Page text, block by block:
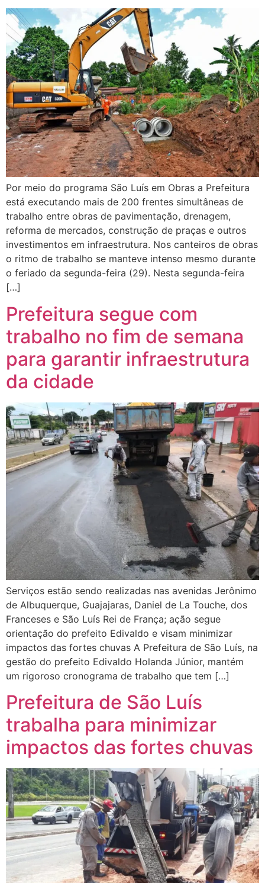
Por meio do programa São Luís em Obras a Prefeitura
está executando mais de 200 frentes simultâneas de
trabalho entre obras de pavimentação, drenagem,
reforma de mercados, construção de praças e outros
investimentos em infraestrutura. Nos canteiros de obras
o ritmo de trabalho se manteve intenso mesmo durante
o feriado da segunda-feira (29). Nesta segunda-feira
[…]
Prefeitura segue com
trabalho no fim de semana
para garantir infraestrutura
da cidade
Serviços estão sendo realizadas nas avenidas Jerônimo
de Albuquerque, Guajajaras, Daniel de La Touche, dos
Franceses e São Luís Rei de França; ação segue
orientação do prefeito Edivaldo e visam minimizar
impactos das fortes chuvas A Prefeitura de São Luís, na
gestão do prefeito Edivaldo Holanda Júnior, mantém
um rigoroso cronograma de trabalho que tem […]
Prefeitura de São Luís
trabalha para minimizar
impactos das fortes chuvas